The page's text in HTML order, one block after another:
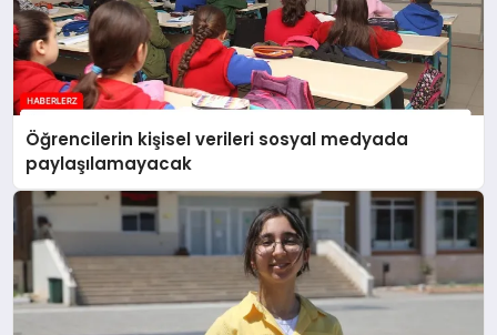
Öğrencilerin kişisel verileri sosyal medyada
paylaşılamayacak